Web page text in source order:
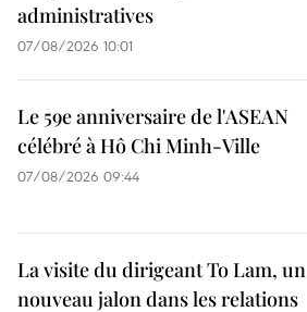
administratives
07/08/2026 10:01
Le 59e anniversaire de l'ASEAN
célébré à Hô Chi Minh-Ville
07/08/2026 09:44
La visite du dirigeant To Lam, un
nouveau jalon dans les relations